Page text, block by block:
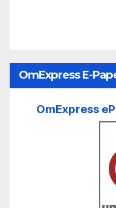
OmExpress E-
OmExpress